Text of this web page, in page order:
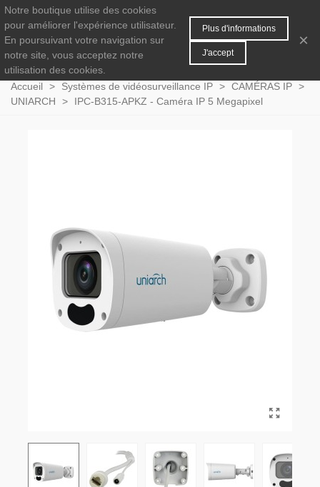
0 MENU
Accueil > Systèmes de vidéosurveillance IP > CAMÉRAS IP >
UNIARCH
> IPC-B315-APKZ - Caméra IP 5 Megapixel
Notre boutique utilise des cookies
pour améliorer l'expérience utilisateur.
En poursuivant votre navigation sur
notre site, vous acceptez notre
utilisation des cookies.
Plus d'informations
J'accept
×